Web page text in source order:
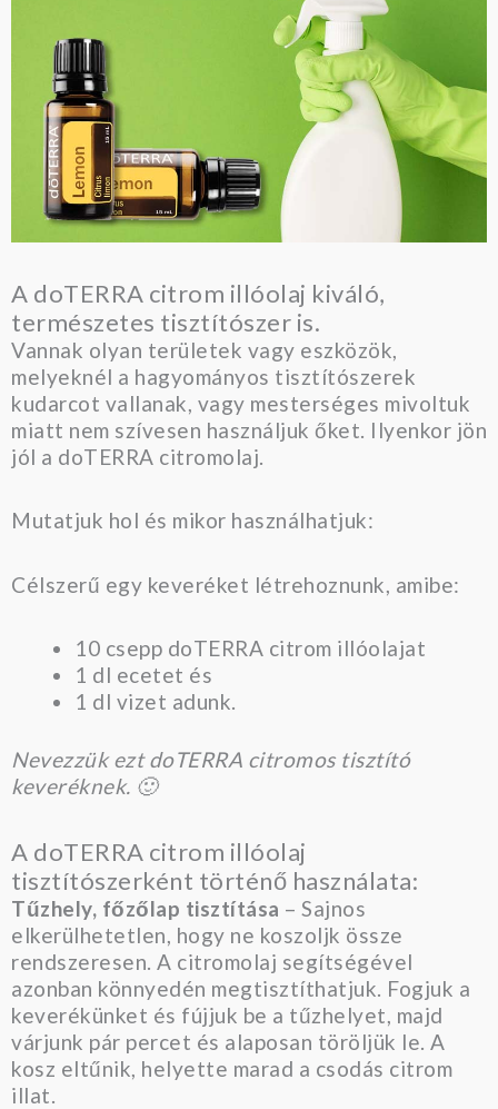
A doTERRA citrom illóolaj kiváló,
természetes tisztítószer is.
Vannak olyan területek vagy eszközök,
melyeknél a hagyományos tisztítószerek
kudarcot vallanak, vagy mesterséges mivoltuk
miatt nem szívesen használjuk őket. Ilyenkor jön
jól a doTERRA citromolaj.
Mutatjuk hol és mikor használhatjuk:
Célszerű egy keveréket létrehoznunk, amibe:
10 csepp doTERRA citrom illóolajat
1 dl ecetet és
1 dl vizet adunk.
Nevezzük ezt doTERRA citromos tisztító
keveréknek. 🙂
A doTERRA citrom illóolaj
tisztítószerként történő használata:
Tűzhely, főzőlap tisztítása – Sajnos
elkerülhetetlen, hogy ne koszoljk össze
rendszeresen. A citromolaj segítségével
azonban könnyedén megtisztíthatjuk. Fogjuk a
keverékünket és fújjuk be a tűzhelyet, majd
várjunk pár percet és alaposan töröljük le. A
kosz eltűnik, helyette marad a csodás citrom
illat.